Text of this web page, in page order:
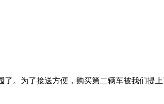
。为了接送方便，购买第二辆车被我们提上